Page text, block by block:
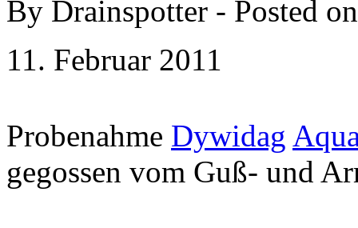
By Drainspotter - Posted
11. Februar 2011
Probenahme Dywidag
gegossen vom Guß- und